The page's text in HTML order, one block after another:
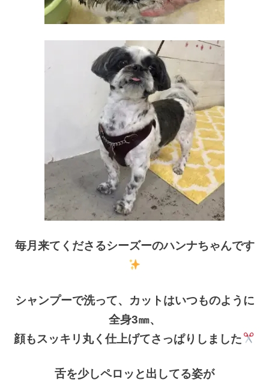
毎月来てくださるシーズーのハンナちゃんです
シャンプーで洗って、カットはいつものように
全身3㎜、
顔もスッキリ丸く仕上げてさっぱりしました
舌を少しペロッと出してる姿が